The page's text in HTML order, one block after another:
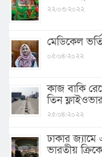
২২/০৩/২০২২
মেডিকেল
০৫/০৪/২০২২
কাজ বাকি
তিন
২৫/০৪/২০২২
ঢাকার
ভারতীয়